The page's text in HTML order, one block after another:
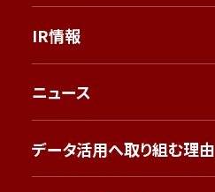
IR情報
ニュース
データ活用へ取り組む理由